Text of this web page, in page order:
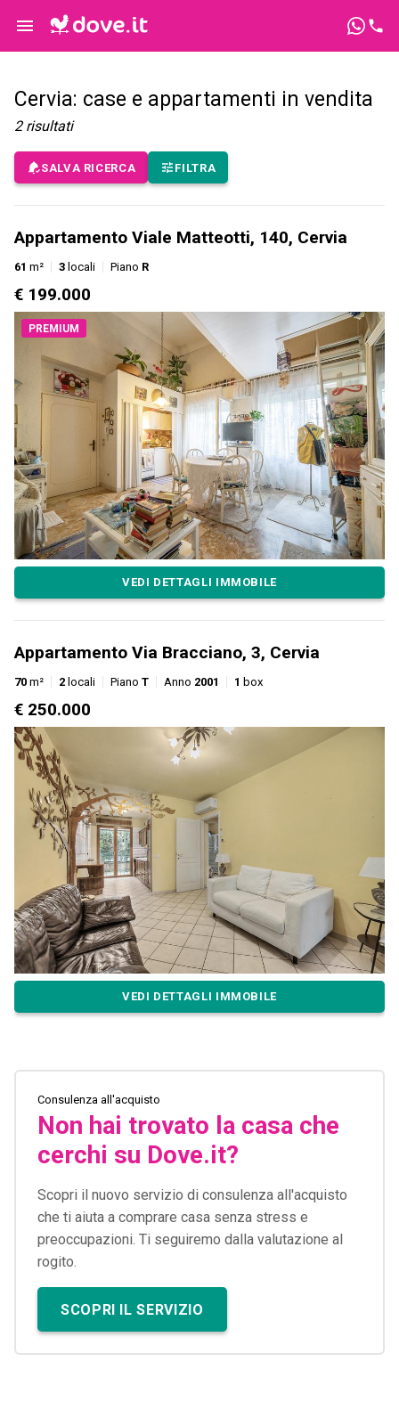
Cervia: case e appartamenti in vendita
2 risultati
SALVA RICERCA FILTRA
Appartamento Viale Matteotti, 140, Cervia
61 m² 3 locali Piano R
€ 199.000
PREMIUM
VEDI DETTAGLI IMMOBILE
Appartamento Via Bracciano, 3, Cervia
70 m² 2 locali Piano T Anno 2001 1 box
€ 250.000
VEDI DETTAGLI IMMOBILE
Consulenza all'acquisto
Non hai trovato la casa che
cerchi su Dove.it?
Scopri il nuovo servizio di consulenza all'acquisto
che ti aiuta a comprare casa senza stress e
preoccupazioni. Ti seguiremo dalla valutazione al
rogito.
SCOPRI IL SERVIZIO